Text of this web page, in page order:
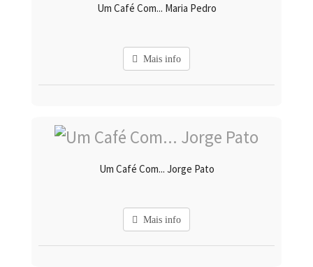
Um Café Com... Maria Pedro
Mais info
Um Café Com... Jorge Pato
Mais info